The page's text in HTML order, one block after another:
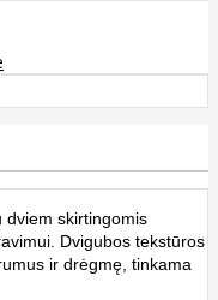
dviem skirtingomis
Dvigubos tekstūros
ir drėgmę, tinkama